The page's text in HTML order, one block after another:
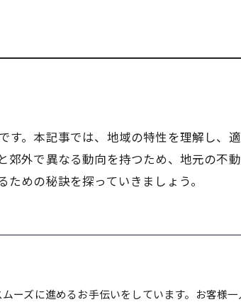
。本記事では、地域の特性を理解し、
外で異なる動向を持つため、地元の不
めの秘訣を探っていきましょう。
ーズに進めるお手伝いをしています。お客様